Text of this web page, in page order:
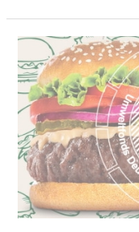
+3,98%
Wertzuwachs
im
Januar
–
Monatlicher
Bericht
des
Managements